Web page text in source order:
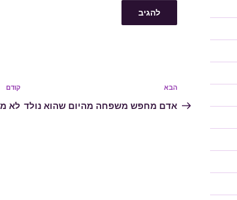
ניווט קודם
לא
הפוסט
הבא
הבא
אדם מחפש משפחה מהיום שהוא נולד